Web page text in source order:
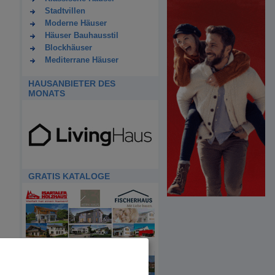
Stadtvillen
Moderne Häuser
Häuser Bauhausstil
Blockhäuser
Mediterrane Häuser
HAUSANBIETER DES
MONATS
GRATIS KATALOGE